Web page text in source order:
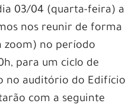
03/04 (quarta-feira) a
nos reunir de forma
zoom) no período
para um ciclo de
no auditório do Edifício
com a seguinte